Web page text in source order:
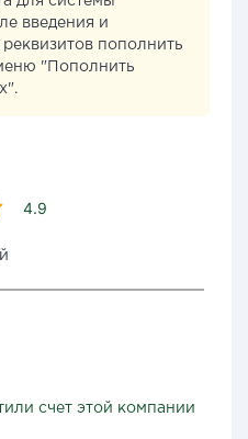
введения и
пополнить
"Пополнить
4.9
счет этой компании